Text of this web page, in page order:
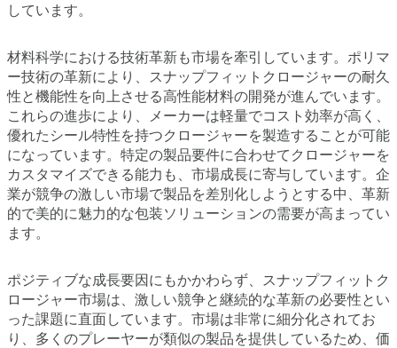
しています。
材料科学における技術革新も市場を牽引しています。ポリマ
ー技術の革新により、スナップフィットクロージャーの耐久
性と機能性を向上させる高性能材料の開発が進んでいます。
これらの進歩により、メーカーは軽量でコスト効率が高く、
優れたシール特性を持つクロージャーを製造することが可能
になっています。特定の製品要件に合わせてクロージャーを
カスタマイズできる能力も、市場成長に寄与しています。企
業が競争の激しい市場で製品を差別化しようとする中、革新
的で美的に魅力的な包装ソリューションの需要が高まってい
ます。
ポジティブな成長要因にもかかわらず、スナップフィットク
ロージャー市場は、激しい競争と継続的な革新の必要性とい
った課題に直面しています。市場は非常に細分化されてお
り、多くのプレーヤーが類似の製品を提供しているため、価